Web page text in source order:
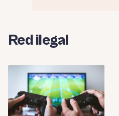
Red ilegal